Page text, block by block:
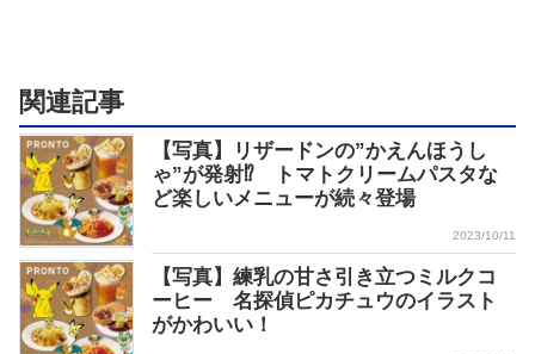
関連記事
【写真】リザードンの”かえんほうし
ゃ”が発射⁉ トマトクリームパスタな
ど楽しいメニューが続々登場
2023/10/11
【写真】練乳の甘さ引き立つミルクコ
ーヒー 名探偵ピカチュウのイラスト
がかわいい！